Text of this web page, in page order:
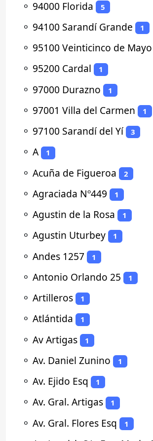
⚬ 94000 Florida 5
⚬ 94100 Sarandí Grande 1
⚬ 95100 Veinticinco de Mayo
⚬ 95200 Cardal 1
⚬ 97000 Durazno 1
⚬ 97001 Villa del Carmen 1
⚬ 97100 Sarandí del Yí 3
⚬ A 1
⚬ Acuña de Figueroa 2
⚬ Agraciada Nº449 1
⚬ Agustin de la Rosa 1
⚬ Agustin Uturbey 1
⚬ Andes 1257 1
⚬ Antonio Orlando 25 1
⚬ Artilleros 1
⚬ Atlántida 1
⚬ Av Artigas 1
⚬ Av. Daniel Zunino 1
⚬ Av. Ejido Esq 1
⚬ Av. Gral. Artigas 1
⚬ Av. Gral. Flores Esq 1